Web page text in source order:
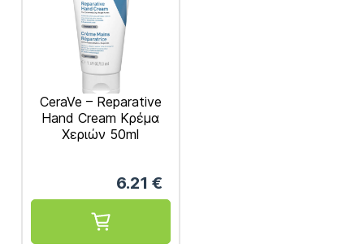
CeraVe – Reparative
Hand Cream Κρέμα
Χεριών 50ml
6.21 €